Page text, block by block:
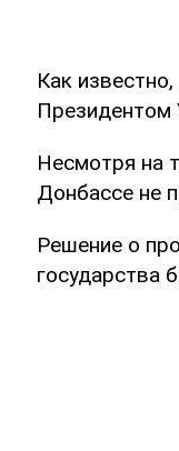
Как
Несмотря на
Донбассе не
Решение о
государства